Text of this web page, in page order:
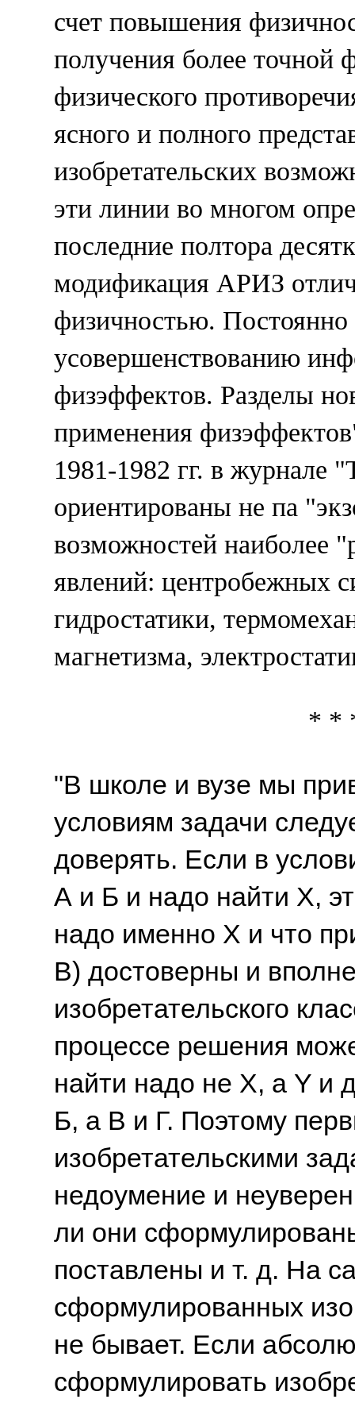
счет повышения
получения более точной
физического
ясного и полного
изобретательских
эти линии во многом
последние полтора
модификация АРИЗ
физичностью. Постоянно
усовершенствованию
физэффектов. Разделы
применения
1981-1982 гг. в журнале
ориентированы не па
возможностей наиболее
явлений: центробежных
гидростатики,
магнетизма,
* *
"В школе и вузе мы
условиям задачи
доверять. Если в
А и Б и надо найти Х,
надо именно Х и что
В) достоверны и
изобретательского
процессе решения
найти надо не Х, а Y и
Б, а В и Г. Поэтому
изобретательскими
недоумение и
ли они
поставлены и т. д. На
сформулированных
не бывает. Если
сформулировать